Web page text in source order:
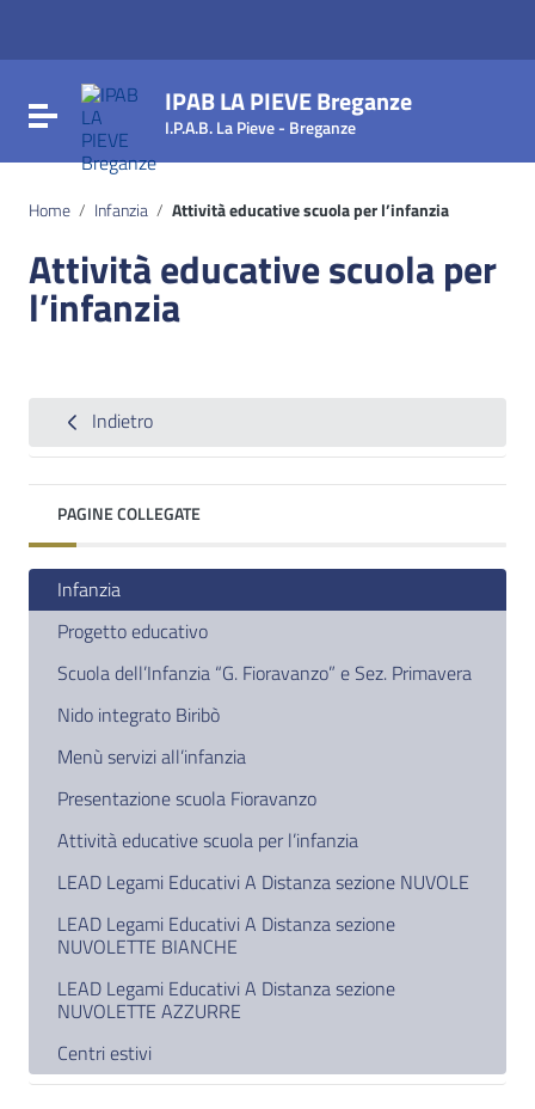
Vai al footer
Attiva / disattiva la navigazione
IPAB LA PIEVE Breganze
I.P.A.B. La Pieve - Breganze
Home / Infanzia / Attività educative scuola per l’infanzia
Attività educative scuola per
l’infanzia
Indietro
PAGINE COLLEGATE
Infanzia
Progetto educativo
Scuola dell’Infanzia “G. Fioravanzo” e Sez. Primavera
Nido integrato Biribò
Menù servizi all’infanzia
Presentazione scuola Fioravanzo
Attività educative scuola per l’infanzia
LEAD Legami Educativi A Distanza sezione NUVOLE
LEAD Legami Educativi A Distanza sezione
NUVOLETTE BIANCHE
LEAD Legami Educativi A Distanza sezione
NUVOLETTE AZZURRE
Centri estivi